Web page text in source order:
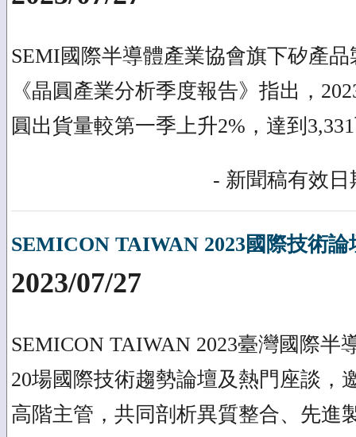
SEMI國際半導體產業協會旗下矽產
《晶圓產業分析季度報告》指出，
圓出貨量較第一季上升2%，達到
- 新聞稿有效日
SEMICON TAIWAN 2023國際技術論
2023/07/27
SEMICON TAIWAN 2023臺灣國際半
20場國際技術趨勢論壇及熱門座談，
高階主管，共同剖析異質整合、先進